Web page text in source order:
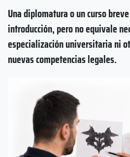
Una diplomatura o un curso
introducción, pero no equivale
especialización universitaria ni
nuevas competencias legales.